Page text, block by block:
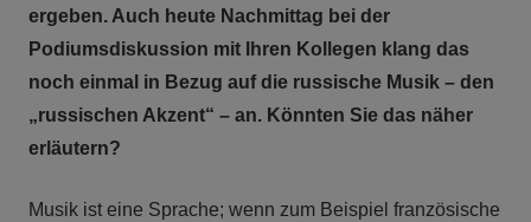
ergeben. Auch heute Nachmittag bei der
Podiumsdiskussion mit Ihren Kollegen klang das
noch einmal in Bezug auf die russische Musik – den
„russischen Akzent“ – an. Könnten Sie das näher
erläutern?
Musik ist eine Sprache; wenn zum Beispiel französische